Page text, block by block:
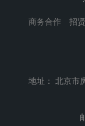
商务合作 招
地址： 北京市